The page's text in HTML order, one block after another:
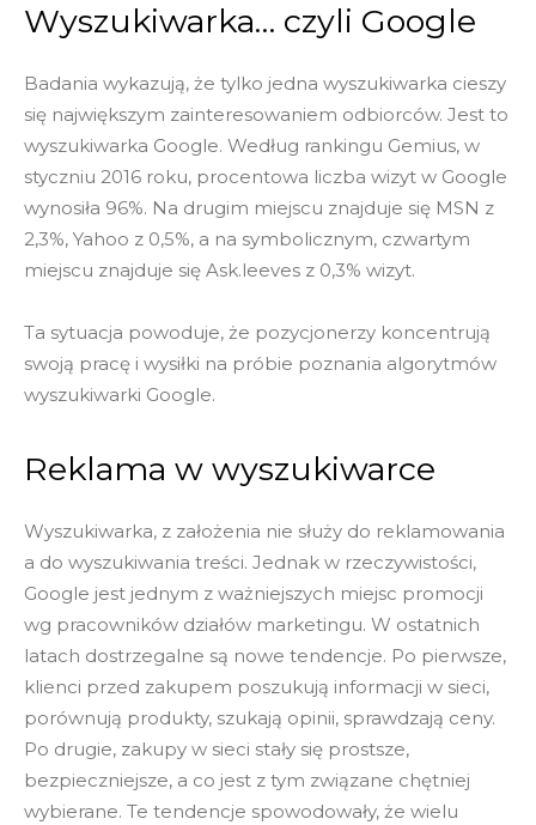
Wyszukiwarka… czyli Google
Badania wykazują, że tylko jedna wyszukiwarka cieszy
się największym zainteresowaniem odbiorców. Jest to
wyszukiwarka Google. Według rankingu Gemius, w
styczniu 2016 roku, procentowa liczba wizyt w Google
wynosiła 96%. Na drugim miejscu znajduje się MSN z
2,3%, Yahoo z 0,5%, a na symbolicznym, czwartym
miejscu znajduje się Ask.leeves z 0,3% wizyt.
Ta sytuacja powoduje, że pozycjonerzy koncentrują
swoją pracę i wysiłki na próbie poznania algorytmów
wyszukiwarki Google.
Reklama w wyszukiwarce
Wyszukiwarka, z założenia nie służy do reklamowania
a do wyszukiwania treści. Jednak w rzeczywistości,
Google jest jednym z ważniejszych miejsc promocji
wg pracowników działów marketingu. W ostatnich
latach dostrzegalne są nowe tendencje. Po pierwsze,
klienci przed zakupem poszukują informacji w sieci,
porównują produkty, szukają opinii, sprawdzają ceny.
Po drugie, zakupy w sieci stały się prostsze,
bezpieczniejsze, a co jest z tym związane chętniej
wybierane. Te tendencje spowodowały, że wielu